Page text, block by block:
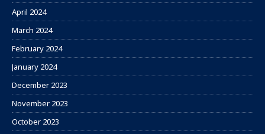
April 2024
March 2024
February 2024
January 2024
December 2023
November 2023
October 2023